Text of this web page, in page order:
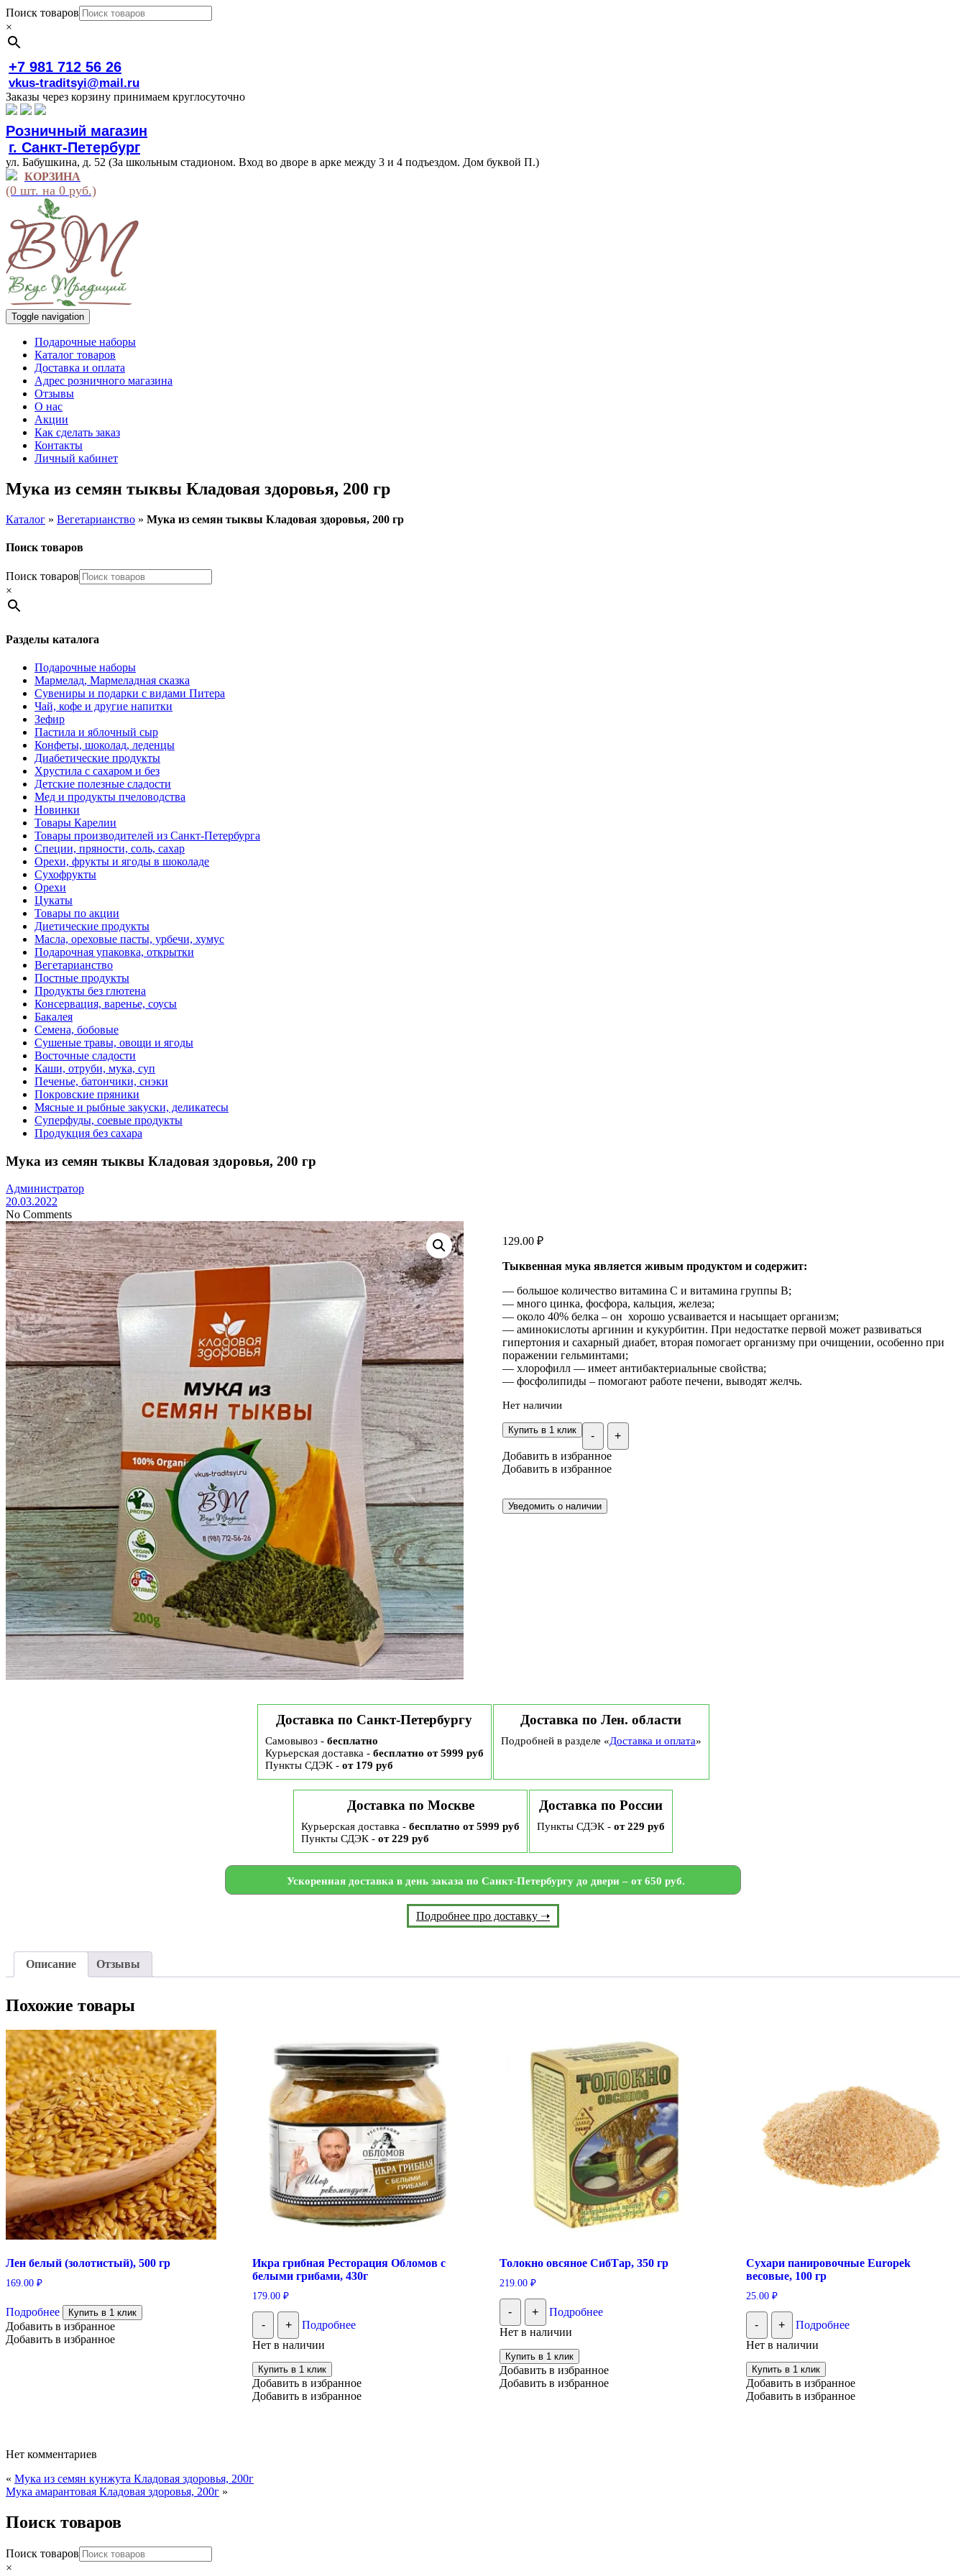
Поиск товаров
×
+7 981 712 56 26
vkus-traditsyi@mail.ru
Заказы через корзину принимаем круглосуточно
Розничный магазин
г. Санкт-Петербург
ул. Бабушкина, д. 52 (За школьным стадионом. Вход во дворе в арке между 3 и 4 подъездом. Дом буквой П.)
КОРЗИНА
(0 шт. на 0 руб.)
Toggle navigation
Подарочные наборы
Каталог товаров
Доставка и оплата
Адрес розничного магазина
Отзывы
О нас
Акции
Как сделать заказ
Контакты
Личный кабинет
Мука из семян тыквы Кладовая здоровья, 200 гр
Каталог » Вегетарианство » Мука из семян тыквы Кладовая здоровья, 200 гр
Поиск товаров
Поиск товаров
×
Разделы каталога
Подарочные наборы
Мармелад, Мармеладная сказка
Сувениры и подарки с видами Питера
Чай, кофе и другие напитки
Зефир
Пастила и яблочный сыр
Конфеты, шоколад, леденцы
Диабетические продукты
Хрустила с сахаром и без
Детские полезные сладости
Мед и продукты пчеловодства
Новинки
Товары Карелии
Товары производителей из Санкт-Петербурга
Специи, пряности, соль, сахар
Орехи, фрукты и ягоды в шоколаде
Сухофрукты
Орехи
Цукаты
Товары по акции
Диетические продукты
Масла, ореховые пасты, урбечи, хумус
Подарочная упаковка, открытки
Вегетарианство
Постные продукты
Продукты без глютена
Консервация, варенье, соусы
Бакалея
Семена, бобовые
Сушеные травы, овощи и ягоды
Восточные сладости
Каши, отруби, мука, суп
Печенье, батончики, снэки
Покровские пряники
Мясные и рыбные закуски, деликатесы
Суперфуды, соевые продукты
Продукция без сахара
Мука из семян тыквы Кладовая здоровья, 200 гр
Администратор
20.03.2022
No Comments
129.00 ₽
Тыквенная мука является живым продуктом и содержит:
— большое количество витамина С и витамина группы В;
— много цинка, фосфора, кальция, железа;
— около 40% белка – он хорошо усваивается и насыщает организм;
— аминокислоты аргинин и кукурбитин. При недостатке первой может развиваться
гипертония и сахарный диабет, вторая помогает организму при очищении, особенно при
поражении гельминтами;
— хлорофилл — имеет антибактериальные свойства;
— фосфолипиды – помогают работе печени, выводят желчь.
Нет наличии
- +
Купить в 1 клик
Добавить в избранное
Добавить в избранное
Доставка по Санкт-Петербургу
Самовывоз - бесплатно
Курьерская доставка - бесплатно от 5999 руб
Пункты СДЭК - от 179 руб
Доставка по Лен. области
Подробней в разделе «Доставка и оплата»
Доставка по Москве
Курьерская доставка - бесплатно от 5999 руб
Пункты СДЭК - от 229 руб
Доставка по России
Пункты СДЭК - от 229 руб
Ускоренная доставка в день заказа по Санкт-Петербургу до двери – от 650 руб.
Подробнее про доставку ➝
Описание Отзывы
Похожие товары
Лен белый (золотистый), 500 гр
169.00 ₽
Подробнее Купить в 1 клик
Добавить в избранное
Добавить в избранное
Икра грибная Ресторация Обломов с
белыми грибами, 430г
179.00₽
- +
Подробнее
Нет в наличии
Купить в 1 клик
Добавить в избранное
Добавить в избранное
Толокно овсяное СибТар, 350 гр
219.00 ₽
- +
Подробнее
Нет в наличии
Купить в 1 клик
Добавить в избранное
Добавить в избранное
Сухари панировочные Europek
весовые, 100 гр
25.00 ₽
- +
Подробнее
Нет в наличии
Купить в 1 клик
Добавить в избранное
Добавить в избранное
Нет комментариев
« Мука из семян кунжута Кладовая здоровья, 200г
Мука амарантовая Кладовая здоровья, 200г »
Поиск товаров
Поиск товаров
×